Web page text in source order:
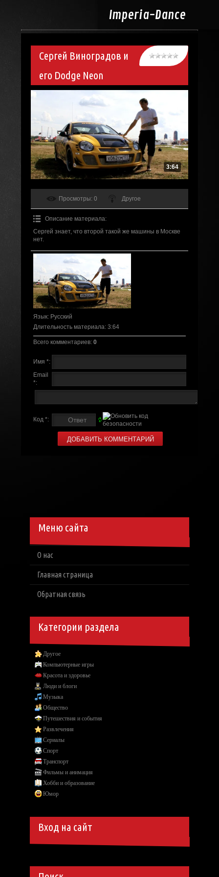
Imperia-Dance
Сергей Виноградов и
его Dodge Neon
3:64
Просмотры: 0 Другое
Описание материала:
Сергей знает, что второй такой же машины в Москве
нет.
Язык: Русский
Длительность материала: 3:64
Всего комментариев: 0
Имя *:
Email
*:
Код *:
Меню сайта
О нас
Главная страница
Обратная связь
Категории раздела
Другое
Компьютерные игры
Красота и здоровье
Люди и блоги
Музыка
Общество
Путешествия и события
Развлечения
Сериалы
Спорт
Транспорт
Фильмы и анимация
Хобби и образование
Юмор
Вход на сайт